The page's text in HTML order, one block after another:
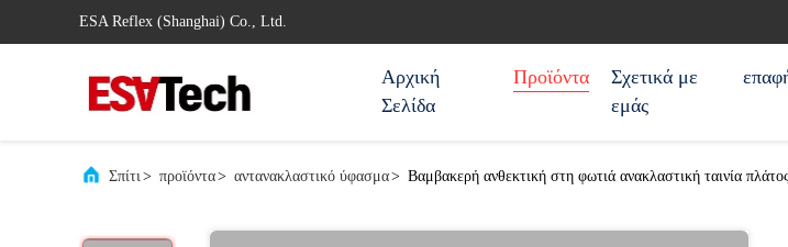
ESA Reflex (Shanghai) Co., Ltd.
Αρχική
Σελίδα
Προϊόντα
Σχετικά με
εμάς
Σπίτι> προϊόντα> αντανακλαστικό ύφασμα> Βαμβακερή ανθεκτική στη φωτιά ανακλαστική ταινία